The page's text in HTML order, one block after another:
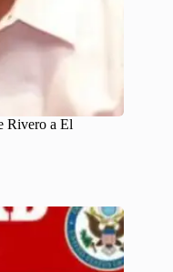
Rivero a El